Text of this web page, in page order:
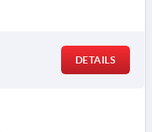
DETAILS